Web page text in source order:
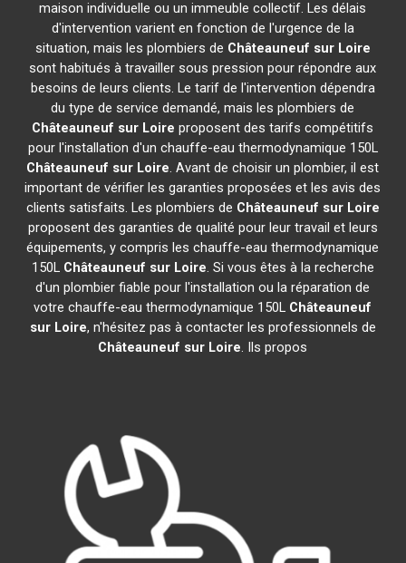
maison individuelle ou un immeuble collectif. Les délais
d'intervention varient en fonction de l'urgence de la
situation, mais les plombiers de Châteauneuf sur Loire
sont habitués à travailler sous pression pour répondre aux
besoins de leurs clients. Le tarif de l'intervention dépendra
du type de service demandé, mais les plombiers de
Châteauneuf sur Loire proposent des tarifs compétitifs
pour l'installation d'un chauffe-eau thermodynamique 150L
Châteauneuf sur Loire. Avant de choisir un plombier, il est
important de vérifier les garanties proposées et les avis des
clients satisfaits. Les plombiers de Châteauneuf sur Loire
proposent des garanties de qualité pour leur travail et leurs
équipements, y compris les chauffe-eau thermodynamique
150L Châteauneuf sur Loire. Si vous êtes à la recherche
d'un plombier fiable pour l'installation ou la réparation de
votre chauffe-eau thermodynamique 150L Châteauneuf
sur Loire, n'hésitez pas à contacter les professionnels de
Châteauneuf sur Loire. Ils propos